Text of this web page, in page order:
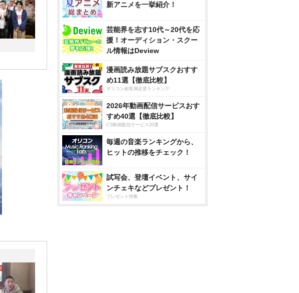
新アニメを一挙紹介！
芸能界を志す10代～20代を応
援！オーディション・スクー
ル情報はDeview
漫画読み放題サブスクおすす
め11選【徹底比較】
オリコン顧客満足度ランキング
2026年動画配信サービスおす
すめ40選【徹底比較】
CS動画配信サービス20選
毎週の音楽ランキングから、
ヒットの推移をチェック！
試写会、登壇イベント、サイ
ンチェキなどプレゼント！
プレゼント特集